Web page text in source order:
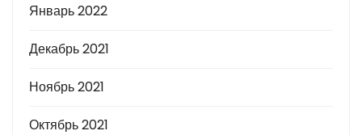
Январь 2022
Декабрь 2021
Ноябрь 2021
Октябрь 2021